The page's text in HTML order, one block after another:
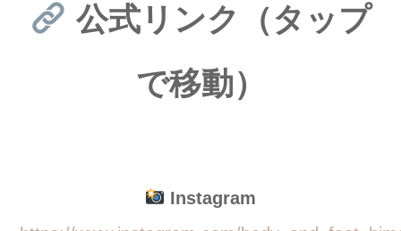
公式リンク（タップ
で移動）
Instagram